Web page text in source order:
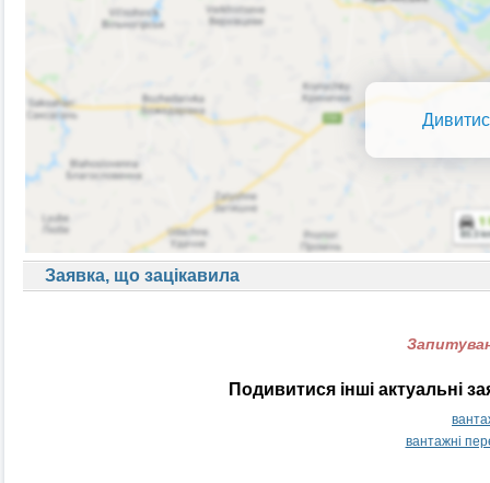
Заявка, що зацікавила
Подивитися інші актуальні
вантажні